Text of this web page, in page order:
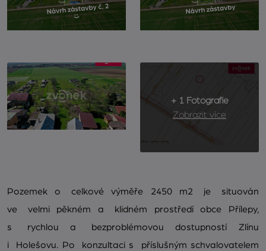
+ 1 Fotografie
Zobrazit více
Pozemek o celkové výměře 2450 m2 je situován
ve velmi pěkném a klidném prostředí obce Přílepy,
s rychlou a bezproblémovou dostupností Zlínu
i Holešovu. Po konzultaci s příslušným schvalovatelem